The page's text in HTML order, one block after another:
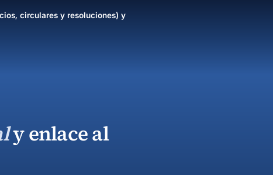
circulares y resoluciones) y
y enlace al